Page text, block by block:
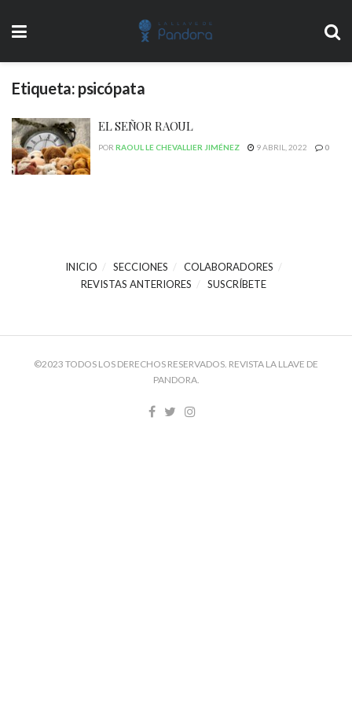
Etiqueta: psicópata
EL SEÑOR RAOUL
POR RAOUL LE CHEVALLIER JIMÉNEZ 9 ABRIL, 2022 0
INICIO SECCIONES
COLABORADORES
REVISTAS ANTERIORES
SUSCRÍBETE
©2023 TODOS LOS DERECHOS RESERVADOS. REVISTA LA LLAVE DE
PANDORA.